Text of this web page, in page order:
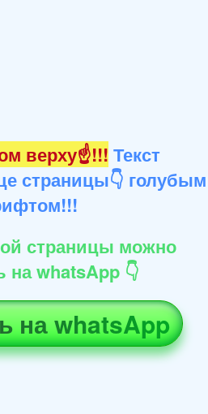
верху☝!!! Текст
страницы👇 голубым
страницы можно
на whatsApp 👇
на whatsApp